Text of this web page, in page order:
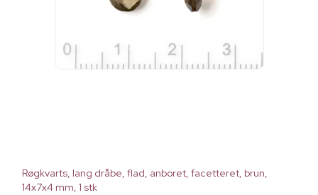
Røgkvarts, lang dråbe, flad, anboret, facetteret, brun,
14x7x4 mm, 1 stk